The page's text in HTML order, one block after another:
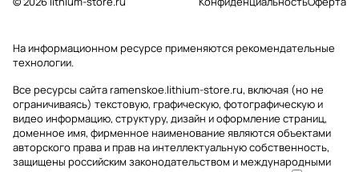
На информационном ресурсе применяютсярекомендательные
технологии.
Все ресурсы сайта ramenskoe.lithium-store.ru, включая (но не
ограничиваясь) текстовую, графическую, фотографическую и
видео информацию, структуру, дизайн и оформление страниц,
доменное имя, фирменное наименование являются объектами
авторского права и прав на интеллектуальную собственность,
защищены российским законодательством и международными